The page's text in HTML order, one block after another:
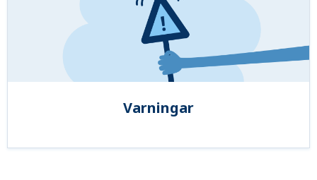
Varningar